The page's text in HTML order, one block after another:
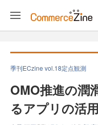
季刊ECzine vol.18定点観測
OMO推進の
るアプリの活